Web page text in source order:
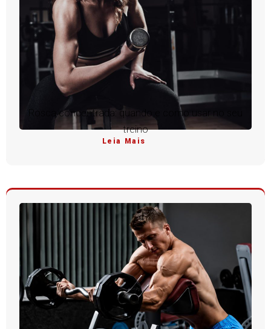
Rosca concentrada: quando e como usar no seu
treino
Leia Mais